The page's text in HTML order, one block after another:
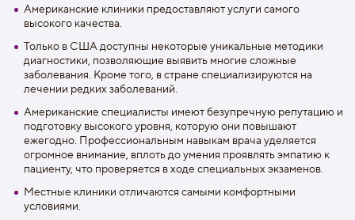
Американские клиники предоставляют услуги самого
высокого качества.
Только в США доступны некоторые уникальные методики
диагностики, позволяющие выявить многие сложные
заболевания. Кроме того, в стране специализируются на
лечении редких заболеваний.
Американские специалисты имеют безупречную репутацию и
подготовку высокого уровня, которую они повышают
ежегодно. Профессиональным навыкам врача уделяется
огромное внимание, вплоть до умения проявлять эмпатию к
пациенту, что проверяется в ходе специальных экзаменов.
Местные клиники отличаются самыми комфортными
условиями.